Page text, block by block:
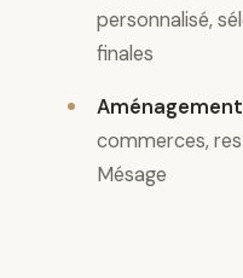
personnalisé,
finales
commerces,
Mésage